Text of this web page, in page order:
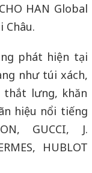
HAN Global
Châu.
phát hiện tại
như túi xách,
thắt lưng, khăn
hiệu nổi tiếng
GUCCI, J.
HUBLOT